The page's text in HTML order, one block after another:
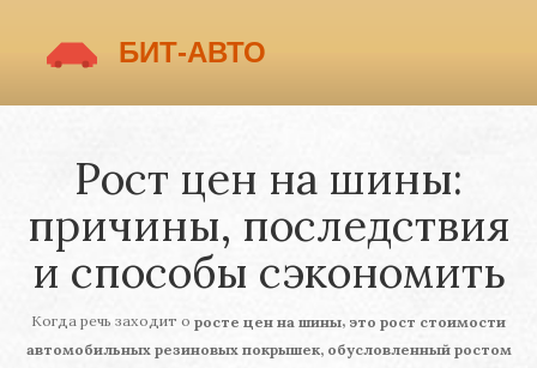
Рост цен на шины:
причины, последствия
и способы сэкономить
Когда речь заходит о росте цен на шины, это рост стоимости
автомобильных резиновых покрышек, обусловленный ростом